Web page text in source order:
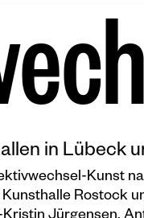
ech
in Lübeck
Kunst
Rostock